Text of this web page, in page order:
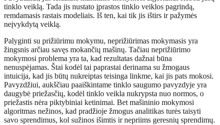
tinklo veiklą. Tada jis nustato įprastos tinklo veiklos pagrindą,
remdamasis rastais modeliais. Iš ten, kai tik jis ištirs ir pažymės
neįvykdytą veiklą.
Palyginti su prižiūrimu mokymu, neprižiūrimas mokymasis yra
žingsnis arčiau savęs mokančių mašinų. Tačiau neprižiūrimo
mokymosi problema yra ta, kad rezultatas dažnai būna
nenuspėjamas. Štai kodėl tai paprastai derinama su žmogaus
intuicija, kad jis būtų nukreiptas teisinga linkme, kai jis pats mokosi.
Pavyzdžiui, aukščiau paaiškintame tinklo saugumo pavyzdyje yra
daugybė priežasčių, kodėl tinklo veikla nukrypsta nuo normos, o
priežastis nėra piktybiniai ketinimai. Bet mašininio mokymosi
algoritmas nežinos, kad pradžioje žmogus analitikas turės taisyti
savo sprendimus, kol sužinos išimtis ir nepriims geresnių sprendimų.